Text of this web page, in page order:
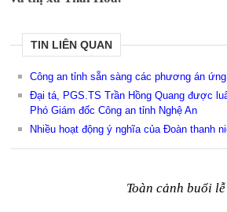
TIN LIÊN QUAN
Công an tỉnh sẵn sàng các phương án
Đại tá, PGS.TS Trần Hồng Quang được
Phó Giám đốc Công an tỉnh Nghệ An
Nhiều hoạt động ý nghĩa của Đoàn thanh
Toàn cảnh buổi lễ